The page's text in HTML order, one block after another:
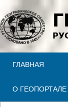
ГЛАВНАЯ
О ГЕОПОРТАЛЕ